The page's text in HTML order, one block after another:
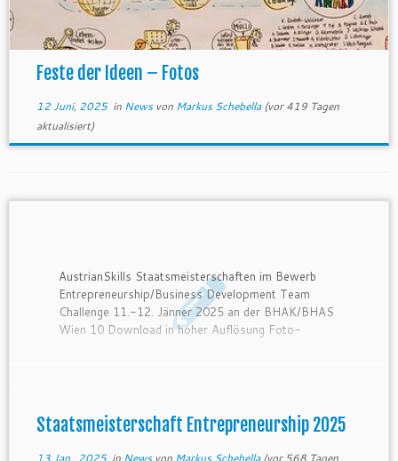
Feste der Ideen – Fotos
12 Juni, 2025in News von Markus Schebella(vor 419 Tagen
aktualisiert)
AustrianSkills Staatsmeisterschaften im Bewerb
Entrepreneurship/Business Development Team
Challenge 11.-12. Jänner 2025 an der BHAK/BHAS
Wien 10 Download in hoher Auflösung Foto-
Staatsmeisterschaft Entrepreneurship 2025
13 Jan., 2025in News von Markus Schebella(vor 568 Tagen